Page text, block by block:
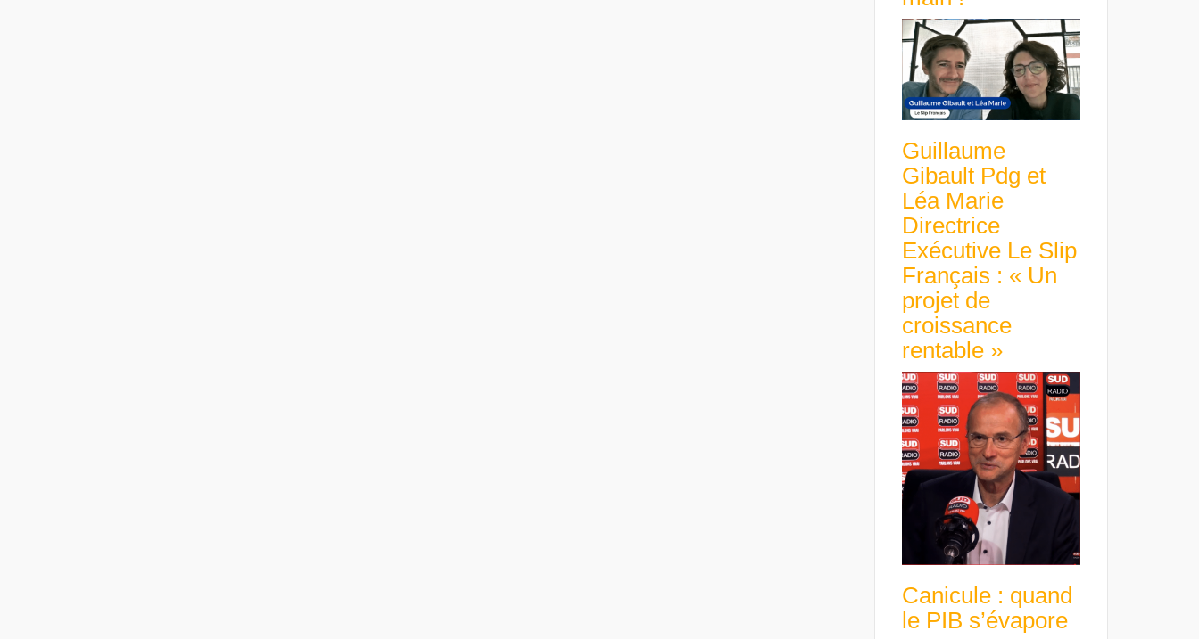
Guillaume
Gibault Pdg et
Léa Marie
Directrice
Exécutive Le Slip
Français : « Un
projet de
croissance
rentable »
Canicule : quand
le PIB s’évapore